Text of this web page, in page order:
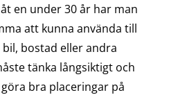
en under 30 år har man
att kunna använda till
bostad eller andra
tänka långsiktigt och
bra placeringar på